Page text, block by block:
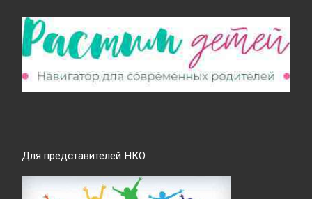
Для представителей НКО